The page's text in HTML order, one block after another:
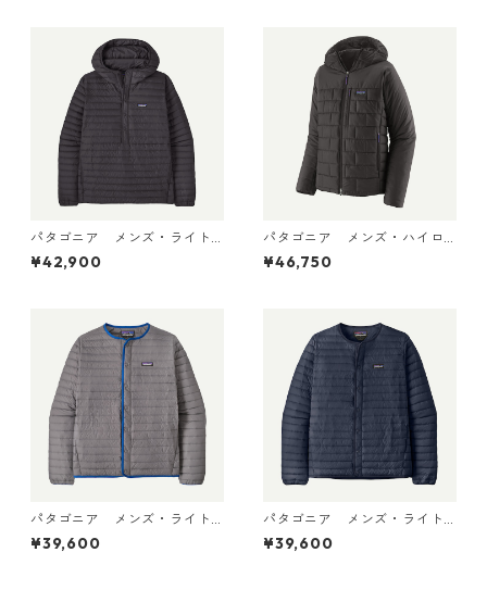
パタゴニア メンズ・ライト
ウェイト・ダウン・セータ
ー・プルオーバー Black 319
¥42,900
パタゴニア メンズ・ハイロ
フト・ナノ・パフ・フーデ
¥46,750
パタゴニア メンズ・ライト
ウェイト・ダウン・セータ
ー・カーディガン Noble Gr
¥39,600
パタゴニア メンズ・ライト
ウェイト・ダウン・セータ
ー・カーディガン New Navy
¥39,600